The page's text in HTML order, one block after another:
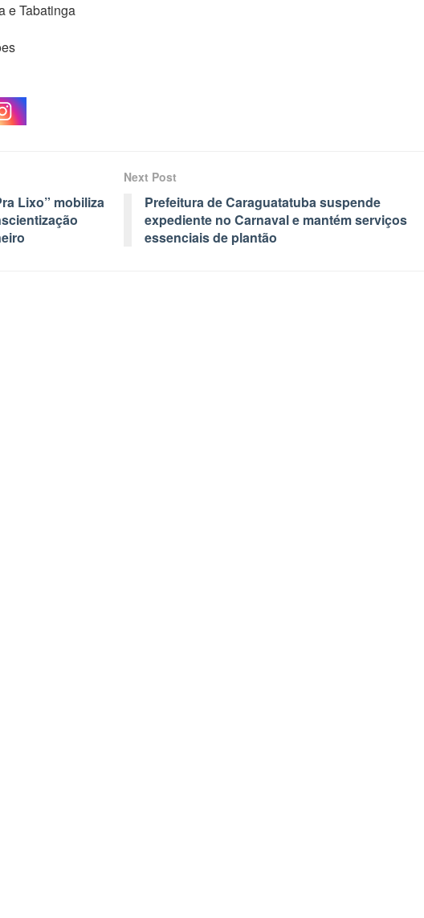
e Tabatinga
Lixo” mobiliza
Next Post
Prefeitura de Caraguatatuba suspende
expediente no Carnaval e mantém serviços
essenciais de plantão